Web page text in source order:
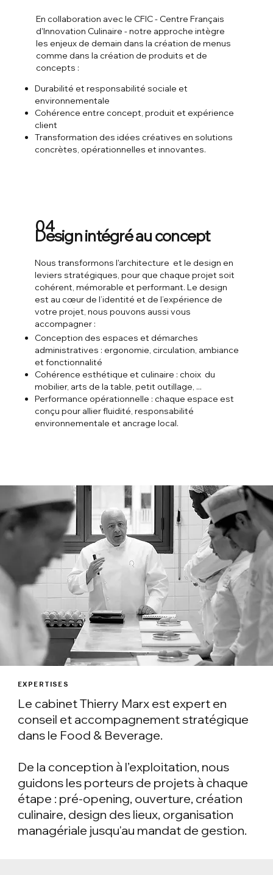
En collaboration avec le CFIC - Centre Français
d'Innovation Culinaire - notre approche intègre
les enjeux de demain dans la création de menus
comme dans la création de produits et de
concepts :
Durabilité et responsabilité sociale et
environnementale
Cohérence entre concept, produit et expérience
client
Transformation des idées créatives en solutions
concrètes, opérationnelles et innovantes.
04
Design intégré au concept
Nous transformons l'architecture et le design en
leviers stratégiques, pour que chaque projet soit
cohérent, mémorable et performant. Le design
est au cœur de l’identité et de l’expérience de
votre projet, nous pouvons aussi vous
accompagner :
Conception des espaces et démarches
administratives : ergonomie, circulation, ambiance
et fonctionnalité
Cohérence esthétique et culinaire : choix du
mobilier, arts de la table, petit outillage, ...
Performance opérationnelle : chaque espace est
conçu pour allier fluidité, responsabilité
environnementale et ancrage local.
EXPERTISES
Le cabinet Thierry Marx est expert en
conseil et accompagnement stratégique
dans le Food & Beverage.
De la conception à l’exploitation, nous
guidons les porteurs de projets à chaque
étape : pré-opening, ouverture, création
culinaire, design des lieux, organisation
managériale jusqu'au mandat de gestion.